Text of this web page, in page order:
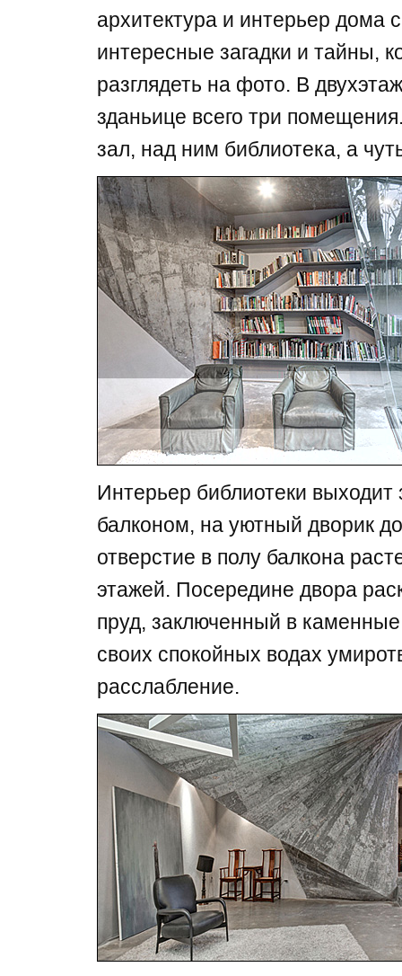
архитектура и интерьер дома
интересные загадки и тайны,
разглядеть на фото. В
зданьице всего три
зал, над ним библиотека, а
Интерьер библиотеки
балконом, на уютный дворик
отверстие в полу балкона
этажей. Посередине двора
пруд, заключенный в
своих спокойных водах
расслабление.